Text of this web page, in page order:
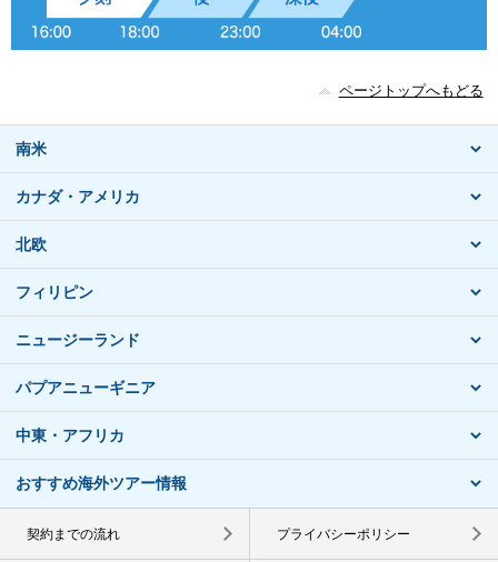
ページトップへもどる
南米
カナダ・アメリカ
北欧
フィリピン
ニュージーランド
パプアニューギニア
中東・アフリカ
おすすめ海外ツアー情報
契約までの流れ プライバシーポリシー